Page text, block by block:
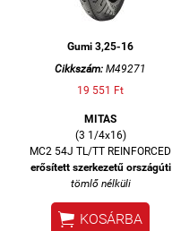
Gumi 3,25-16
Cikkszám: M49271
19 551 Ft
MITAS
(3 1/4x16)
MC2 54J TL/TT REINFORCED
erősített szerkezetű országúti
tömlő nélküli
 KOSÁRBA